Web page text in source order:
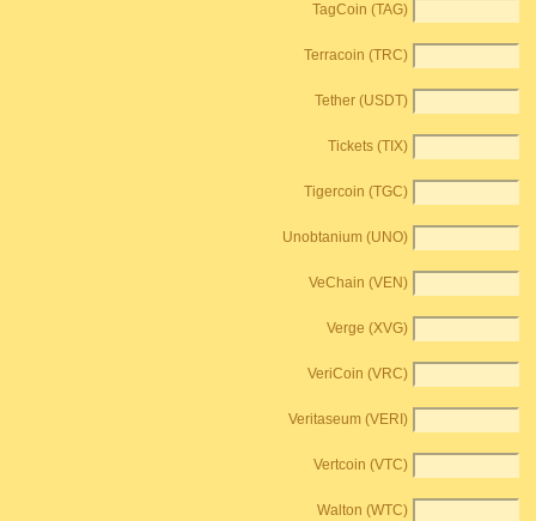
TagCoin (TAG)
Terracoin (TRC)
Tether (USDT)
Tickets (TIX)
Tigercoin (TGC)
Unobtanium (UNO)
VeChain (VEN)
Verge (XVG)
VeriCoin (VRC)
Veritaseum (VERI)
Vertcoin (VTC)
Walton (WTC)